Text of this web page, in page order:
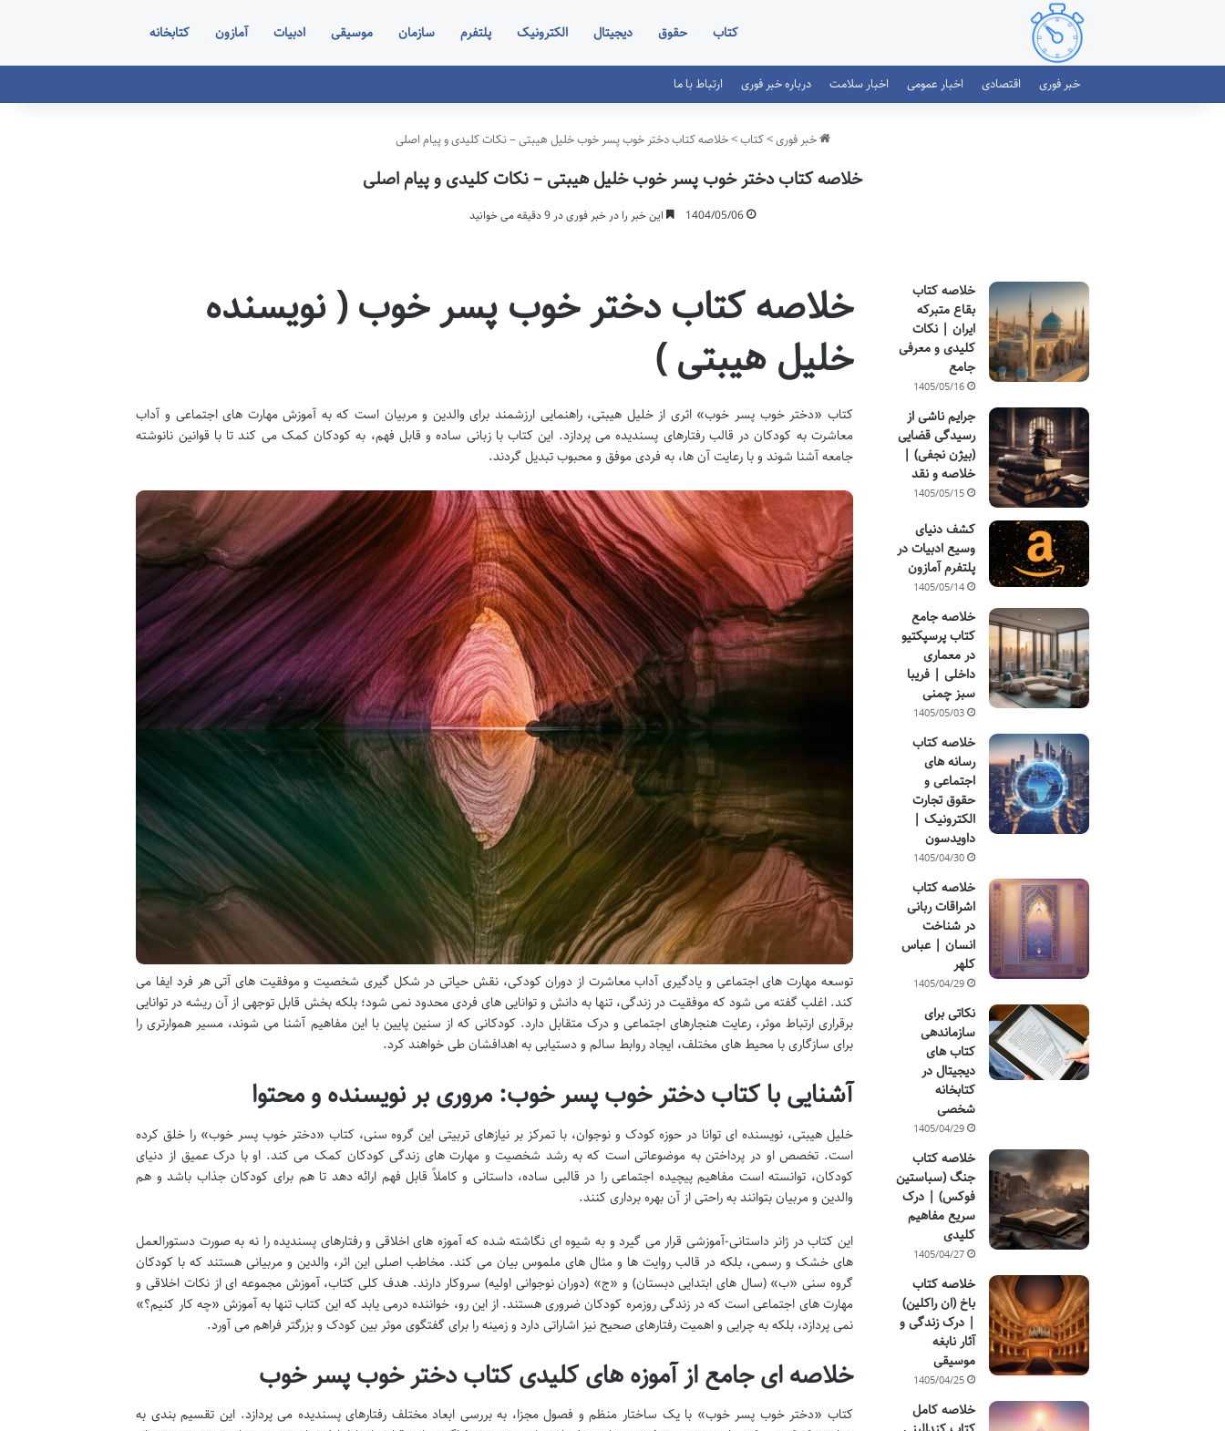
کتاب حقوق دیجیتال الکترونیک پلتفرم سازمان موسیقی ادبیات آمازون کتابخانه
خبر فوری اقتصادی اخبار عمومی اخبار سلامت درباره خبر فوری ارتباط با ما
خبر فوری>کتاب>خلاصه کتاب دختر خوب پسر خوب خلیل هیبتی – نکات کلیدی و پیام اصلی
خلاصه کتاب دختر خوب پسر خوب خلیل هیبتی – نکات کلیدی و پیام اصلی
1404/05/06 این خبر را در خبر فوری در 9 دقیقه می خوانید
خلاصه کتاب دختر خوب پسر خوب ( نویسنده
خلیل هیبتی )
کتاب «دختر خوب پسر خوب» اثری از خلیل هیبتی، راهنمایی ارزشمند برای والدین و مربیان است که به آموزش مهارت های اجتماعی و آداب
معاشرت به کودکان در قالب رفتارهای پسندیده می پردازد. این کتاب با زبانی ساده و قابل فهم، به کودکان کمک می کند تا با قوانین نانوشته
جامعه آشنا شوند و با رعایت آن ها، به فردی موفق و محبوب تبدیل گردند.
توسعه مهارت های اجتماعی و یادگیری آداب معاشرت از دوران کودکی، نقش حیاتی در شکل گیری شخصیت و موفقیت های آتی هر فرد ایفا می
کند. اغلب گفته می شود که موفقیت در زندگی، تنها به دانش و توانایی های فردی محدود نمی شود؛ بلکه بخش قابل توجهی از آن ریشه در توانایی
برقراری ارتباط موثر، رعایت هنجارهای اجتماعی و درک متقابل دارد. کودکانی که از سنین پایین با این مفاهیم آشنا می شوند، مسیر هموارتری را
برای سازگاری با محیط های مختلف، ایجاد روابط سالم و دستیابی به اهدافشان طی خواهند کرد.
آشنایی با کتاب دختر خوب پسر خوب: مروری بر نویسنده و محتوا
خلیل هیبتی، نویسنده ای توانا در حوزه کودک و نوجوان، با تمرکز بر نیازهای تربیتی این گروه سنی، کتاب «دختر خوب پسر خوب» را خلق کرده
است. تخصص او در پرداختن به موضوعاتی است که به رشد شخصیت و مهارت های زندگی کودکان کمک می کند. او با درک عمیق از دنیای
کودکان، توانسته است مفاهیم پیچیده اجتماعی را در قالبی ساده، داستانی و کاملاً قابل فهم ارائه دهد تا هم برای کودکان جذاب باشد و هم
والدین و مربیان بتوانند به راحتی از آن بهره برداری کنند.
این کتاب در ژانر داستانی-آموزشی قرار می گیرد و به شیوه ای نگاشته شده که آموزه های اخلاقی و رفتارهای پسندیده را نه به صورت دستورالعمل
های خشک و رسمی، بلکه در قالب روایت ها و مثال های ملموس بیان می کند. مخاطب اصلی این اثر، والدین و مربیانی هستند که با کودکان
گروه سنی «ب» (سال های ابتدایی دبستان) و «ج» (دوران نوجوانی اولیه) سروکار دارند. هدف کلی کتاب، آموزش مجموعه ای از نکات اخلاقی و
مهارت های اجتماعی است که در زندگی روزمره کودکان ضروری هستند. از این رو، خواننده درمی یابد که این کتاب تنها به آموزش «چه کار کنیم؟»
نمی پردازد، بلکه به چرایی و اهمیت رفتارهای صحیح نیز اشاراتی دارد و زمینه را برای گفتگوی موثر بین کودک و بزرگتر فراهم می آورد.
خلاصه ای جامع از آموزه های کلیدی کتاب دختر خوب پسر خوب
کتاب «دختر خوب پسر خوب» با یک ساختار منظم و فصول مجزا، به بررسی ابعاد مختلف رفتارهای پسندیده می پردازد. این تقسیم بندی به
خلاصه کتاب
بقاع متبرکه
ایران | نکات
کلیدی و معرفی
جامع
1405/05/16
جرایم ناشی از
رسیدگی قضایی
(بیژن نجفی) |
خلاصه و نقد
1405/05/15
کشف دنیای
وسیع ادبیات در
پلتفرم آمازون
1405/05/14
خلاصه جامع
کتاب پرسپکتیو
در معماری
داخلی | فریبا
سبز چمنی
1405/05/03
خلاصه کتاب
رسانه های
اجتماعی و
حقوق تجارت
الکترونیک |
داویدسون
1405/04/30
خلاصه کتاب
اشراقات ربانی
در شناخت
انسان | عباس
کلهر
1405/04/29
نکاتی برای
سازماندهی
کتاب های
دیجیتال در
کتابخانه
شخصی
1405/04/29
خلاصه کتاب
جنگ (سباستین
فوکس) | درک
سریع مفاهیم
کلیدی
1405/04/27
خلاصه کتاب
باخ (ان راکلین)
| درک زندگی و
آثار نابغه
موسیقی
1405/04/25
خلاصه کامل